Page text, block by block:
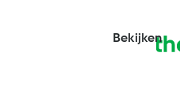
Bekijken